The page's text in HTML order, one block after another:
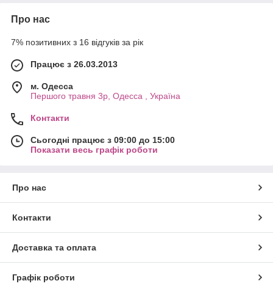
Про нас
7% позитивних з 16 відгуків за рік
Працює з 26.03.2013
м. Одесса
Першого травня 3р, Одесса , Україна
Контакти
Сьогодні працює з 09:00 до 15:00
Показати весь графік роботи
Про нас
Контакти
Доставка та оплата
Графік роботи